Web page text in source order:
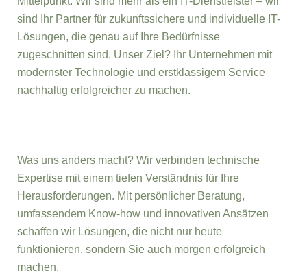
sind Ihr Partner für zukunftssichere und individuelle IT-
Lösungen, die genau auf Ihre Bedürfnisse
zugeschnitten sind. Unser Ziel? Ihr Unternehmen mit
modernster Technologie und erstklassigem Service
nachhaltig erfolgreicher zu machen.
Was uns anders macht? Wir verbinden technische
Expertise mit einem tiefen Verständnis für Ihre
Herausforderungen. Mit persönlicher Beratung,
umfassendem Know-how und innovativen Ansätzen
schaffen wir Lösungen, die nicht nur heute
funktionieren, sondern Sie auch morgen erfolgreich
machen.